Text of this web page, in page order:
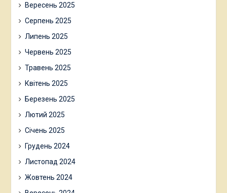
Вересень 2025
Серпень 2025
Липень 2025
Червень 2025
Травень 2025
Квітень 2025
Березень 2025
Лютий 2025
Січень 2025
Грудень 2024
Листопад 2024
Жовтень 2024